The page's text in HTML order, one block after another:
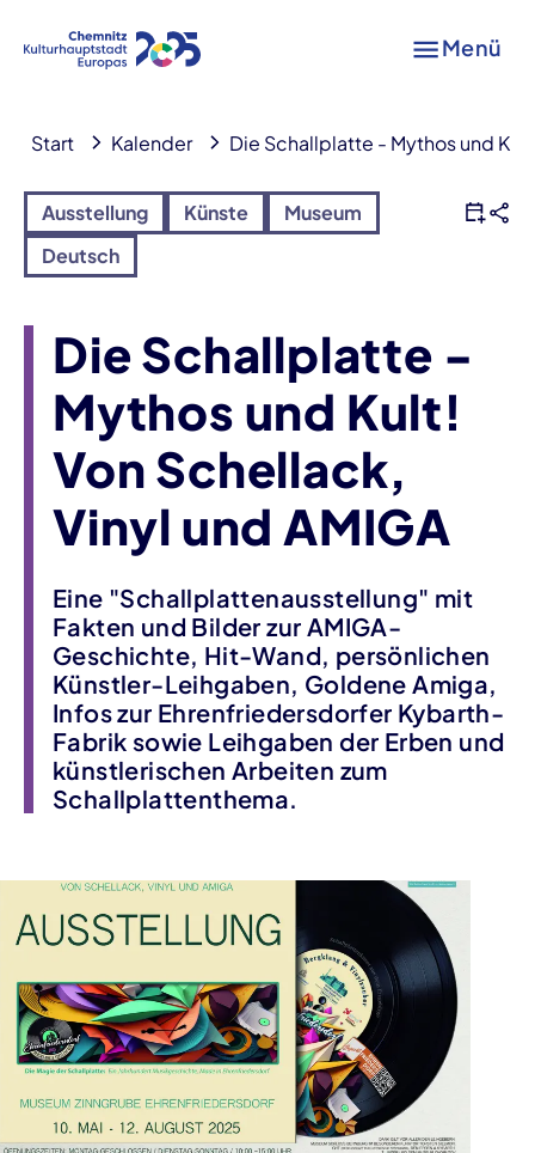
Menü
Start Kalender Die Schallplatte - Mythos und
Ausstellung Künste
Museum
Deutsch
Die Schallplatte -
Mythos und Kult!
Von Schellack,
Vinyl und AMIGA
Eine "Schallplattenausstellung" mit
Fakten und Bilder zur AMIGA-
Geschichte, Hit-Wand, persönlichen
Künstler-Leihgaben, Goldene Amiga,
Infos zur Ehrenfriedersdorfer Kybarth-
Fabrik sowie Leihgaben der Erben und
künstlerischen Arbeiten zum
Schallplattenthema.